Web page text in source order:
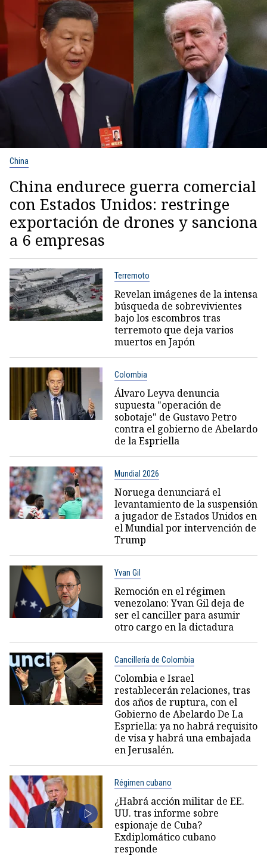
China
China endurece guerra comercial
con Estados Unidos: restringe
exportación de drones y sanciona
a 6 empresas
Terremoto
Revelan imágenes de la intensa
búsqueda de sobrevivientes
bajo los escombros tras
terremoto que deja varios
muertos en Japón
Colombia
Álvaro Leyva denuncia
supuesta "operación de
sobotaje" de Gustavo Petro
contra el gobierno de Abelardo
de la Espriella
Mundial 2026
Noruega denunciará el
levantamiento de la suspensión
a jugador de Estados Unidos en
el Mundial por intervención de
Trump
Yvan Gil
Remoción en el régimen
venezolano: Yvan Gil deja de
ser el canciller para asumir
otro cargo en la dictadura
Cancillería de Colombia
Colombia e Israel
restablecerán relaciones, tras
dos años de ruptura, con el
Gobierno de Abelardo De La
Espriella: ya no habrá requisito
de visa y habrá una embajada
en Jerusalén.
Régimen cubano
¿Habrá acción militar de EE.
UU. tras informe sobre
espionaje de Cuba?
Exdiplomático cubano
responde